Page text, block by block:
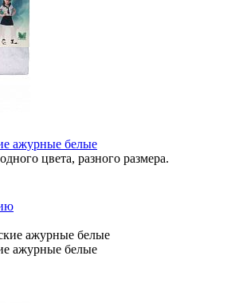
ажурные белые
цвета, разного размера.
ажурные белые